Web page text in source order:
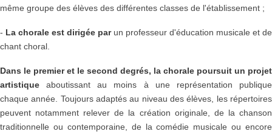
même groupe des élèves des différentes classes de l'établissement ;
- La chorale est dirigée par un professeur d'éducation musicale et de
chant choral.
Dans le premier et le second degrés, la chorale poursuit un projet
artistiqueaboutissant au moins à une représentation publique
chaque année. Toujours adaptés au niveau des élèves, les répertoires
peuvent notamment relever de la création originale, de la chanson
traditionnelle ou contemporaine, de la comédie musicale ou encore